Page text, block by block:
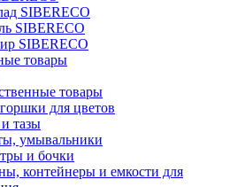
SIBERECO
SIBERECO
SIBERECO
товары
товары
для цветов
тазы
умывальники
и бочки
контейнеры и емкости для